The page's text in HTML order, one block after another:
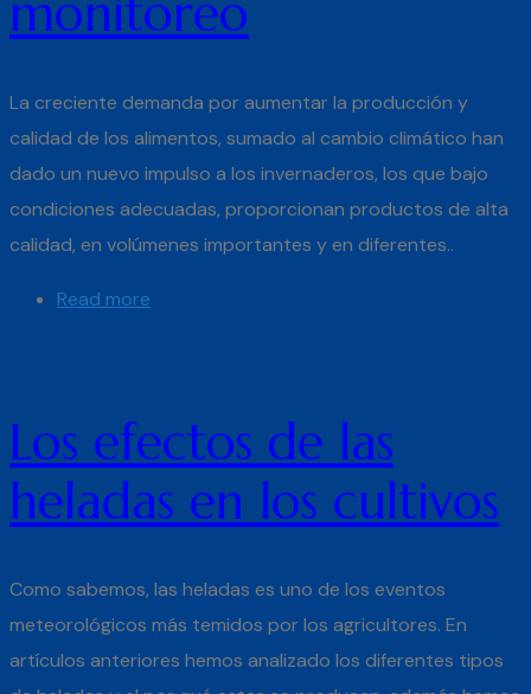
monitoreo
La creciente demanda por aumentar la producción y
calidad de los alimentos, sumado al cambio climático han
dado un nuevo impulso a los invernaderos, los que bajo
condiciones adecuadas, proporcionan productos de alta
calidad, en volúmenes importantes y en diferentes..
Read more
Los efectos de las
heladas en los cultivos
Como sabemos, las heladas es uno de los eventos
meteorológicos más temidos por los agricultores. En
artículos anteriores hemos analizado los diferentes tipos